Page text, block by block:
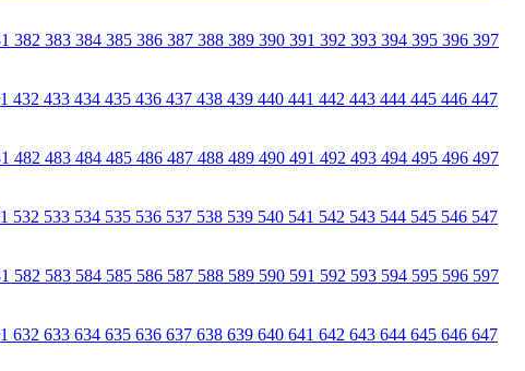
382 383 384 385 386 387 388 389 390 391 392 393 394 395 396 397
432 433 434 435 436 437 438 439 440 441 442 443 444 445 446 447
482 483 484 485 486 487 488 489 490 491 492 493 494 495 496 497
532 533 534 535 536 537 538 539 540 541 542 543 544 545 546 547
582 583 584 585 586 587 588 589 590 591 592 593 594 595 596 597
632 633 634 635 636 637 638 639 640 641 642 643 644 645 646 647